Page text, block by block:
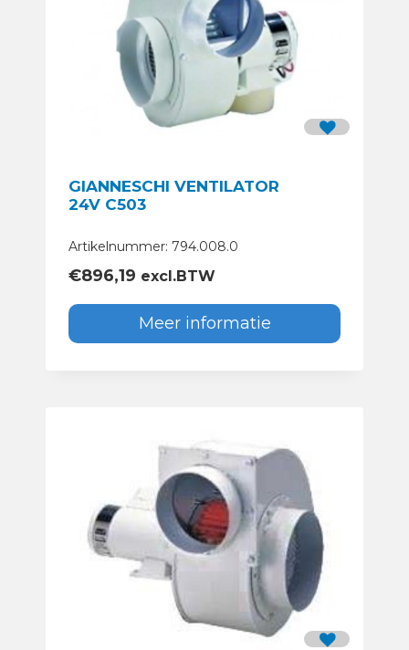
GIANNESCHI VENTILATOR
24V C503
Artikelnummer: 794.008.0
€896,19 excl.BTW
Meer informatie